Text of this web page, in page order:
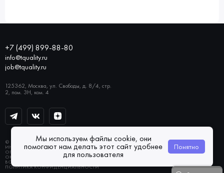
+7 (499) 899-88-80
info@tquality.ru
job@tquality.ru
125362, Москва, ул. Свободы, д. 8/4, стр.
2, пом. 3Н, ком. 4
© 2026 «ТОЧКА КАЧЕСТВА»
ИНН 7733832764
ОГРН 1137746147494
ОКВЭД 62.0
ВСЕ ПРАВА ЗАЩИЩЕНЫ
ПОЛИТИКА КОНФИДЕНЦИАЛЬНОСТИ
Мы используем файлы cookie, они
помогают нам делать этот сайт удобнее
для пользователя
Понятно